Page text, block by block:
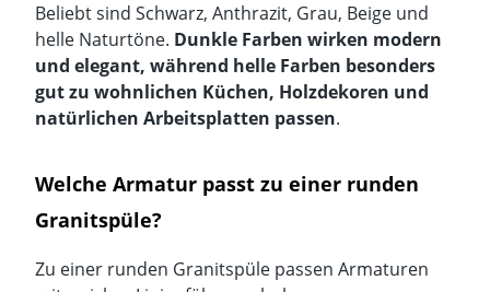
Beliebt sind Schwarz, Anthrazit, Grau, Beige und
helle Naturtöne. Dunkle Farben wirken modern
und elegant, während helle Farben besonders
gut zu wohnlichen Küchen, Holzdekoren und
natürlichen Arbeitsplatten passen.
Welche Armatur passt zu einer runden
Granitspüle?
Zu einer runden Granitspüle passen Armaturen